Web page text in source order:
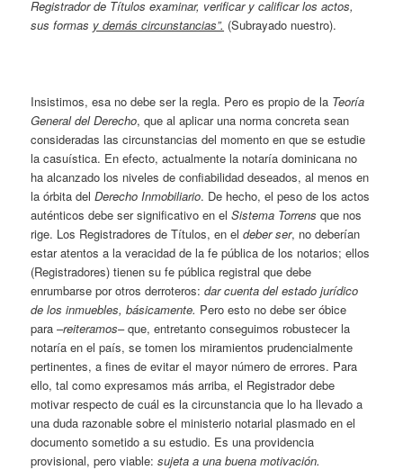
Registrador de Títulos examinar, verificar y calificar los actos,
sus formas y demás circunstancias”. (Subrayado nuestro).
Insistimos, esa no debe ser la regla. Pero es propio de la Teoría
General del Derecho, que al aplicar una norma concreta sean
consideradas las circunstancias del momento en que se estudie
la casuística. En efecto, actualmente la notaría dominicana no
ha alcanzado los niveles de confiabilidad deseados, al menos en
la órbita delDerecho Inmobiliario. De hecho, el peso de los actos
auténticos debe ser significativo en elSistema Torrens que nos
rige. Los Registradores de Títulos, en eldeber ser, no deberían
estar atentos a la veracidad de la fe pública de los notarios; ellos
(Registradores) tienen su fe pública registral que debe
enrumbarse por otros derroteros:dar cuenta del estado jurídico
de los inmuebles, básicamente. Pero esto no debe ser óbice
para –reiteramos– que, entretanto conseguimos robustecer la
notaría en el país, se tomen los miramientos prudencialmente
pertinentes, a fines de evitar el mayor número de errores. Para
ello, tal como expresamos más arriba, el Registrador debe
motivar respecto de cuál es la circunstancia que lo ha llevado a
una duda razonable sobre el ministerio notarial plasmado en el
documento sometido a su estudio. Es una providencia
provisional, pero viable:sujeta a una buena motivación.